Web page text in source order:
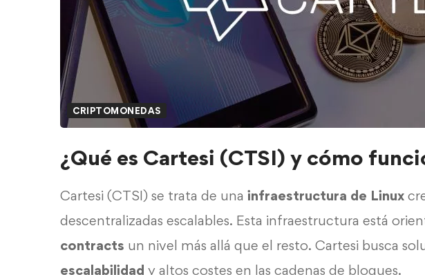
CRIPTOMONEDAS
¿Qué es Cartesi (CTSI) y cómo
Cartesi (CTSI) se trata de una infraestructura de Linux
descentralizadas escalables. Esta infraestructura está
contracts un nivel más allá que el resto. Cartesi busca
escalabilidad y altos costes en las cadenas de bloques.